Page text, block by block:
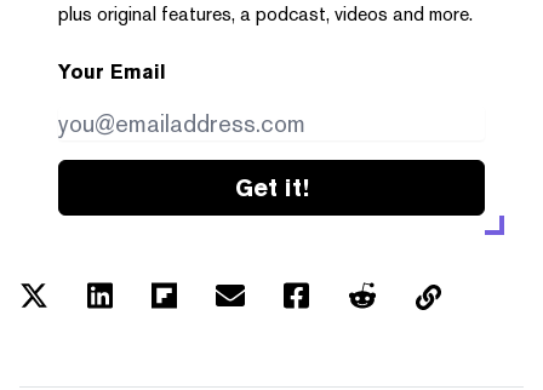
plus original features, a podcast, videos and more.
Your Email
Get it!